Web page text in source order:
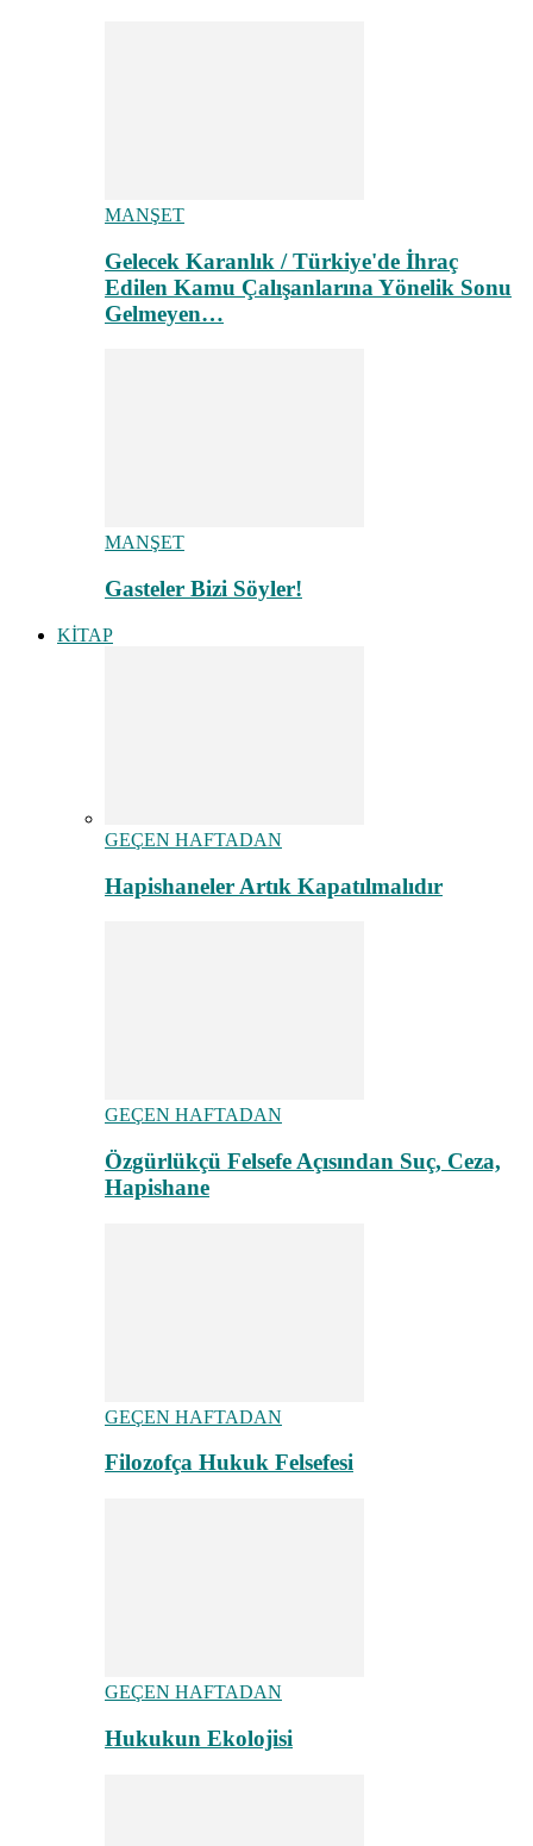
MANŞET
Gelecek Karanlık / Türkiye'de İhraç
Edilen Kamu Çalışanlarına Yönelik Sonu
Gelmeyen…
MANŞET
Gasteler Bizi Söyler!
KİTAP
GEÇEN HAFTADAN
Hapishaneler Artık Kapatılmalıdır
GEÇEN HAFTADAN
Özgürlükçü Felsefe Açısından Suç, Ceza,
Hapishane
GEÇEN HAFTADAN
Filozofça Hukuk Felsefesi
GEÇEN HAFTADAN
Hukukun Ekolojisi